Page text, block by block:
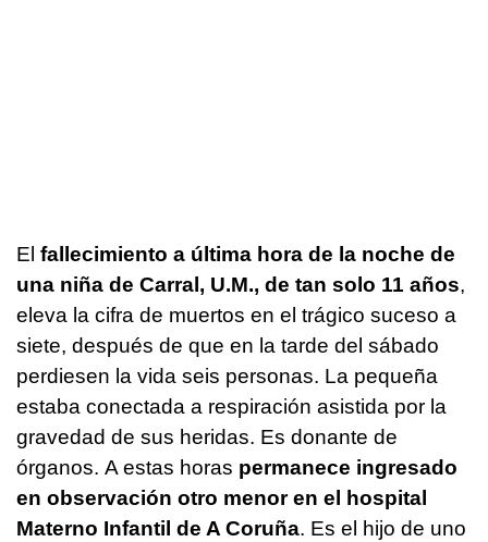
El fallecimiento a última hora de la noche de
una niña de Carral, U.M., de tan solo 11 años,
eleva la cifra de muertos en el trágico suceso a
siete, después de que en la tarde del sábado
perdiesen la vida seis personas. La pequeña
estaba conectada a respiración asistida por la
gravedad de sus heridas. Es donante de
órganos. A estas horas permanece ingresado
en observación otro menor en el hospital
Materno Infantil de A Coruña. Es el hijo de uno